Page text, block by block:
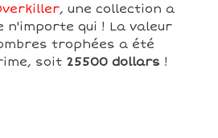
, une collection a
qui ! La valeur
trophées a été
soit 25500 dollars !